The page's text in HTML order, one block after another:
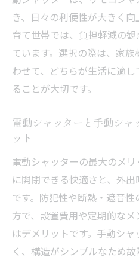
き、日々の利便性が大きく
育て世帯では、負担軽減の
ています。選択の際は、家
わせて、どちらが生活に適
ることが大切です。
電動シャッターと手動シャ
ット
電動シャッターの最大のメ
に開閉できる快適さと、外
です。防犯性や断熱・遮音
方で、設置費用や定期的な
はデメリットです。手動シ
く、構造がシンプルなため故